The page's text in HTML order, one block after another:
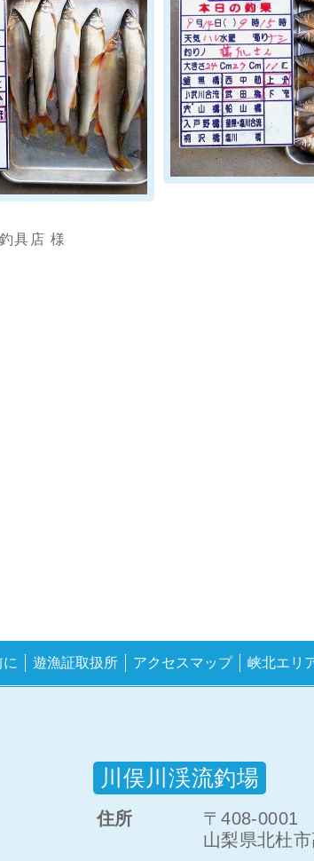
具店 様
遊漁証取扱所 アクセスマップ 峡北エリ
川俣川渓流釣場
住所
〒408-0001
山梨県北杜